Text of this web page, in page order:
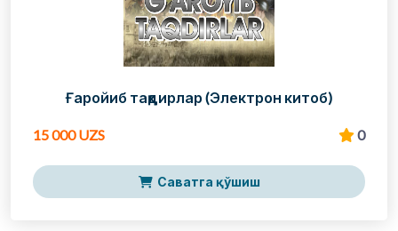
Ғаройиб тақдирлар (Электрон китоб)
15 000 UZS 0
Саватга қўшиш